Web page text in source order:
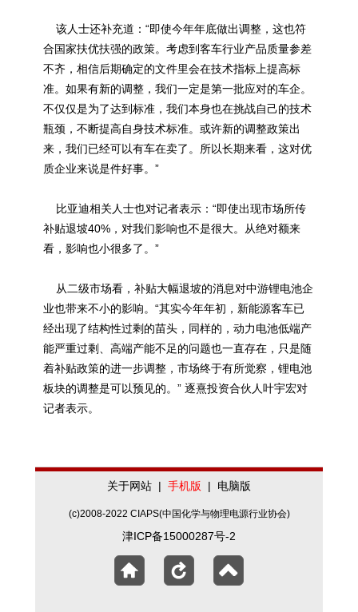
该人士还补充道：“即使今年年底做出调整，这也符
合国家扶优扶强的政策。考虑到客车行业产品质量参差
不齐，相信后期确定的文件里会在技术指标上提高标
准。如果有新的调整，我们一定是第一批应对的车企。
不仅仅是为了达到标准，我们本身也在挑战自己的技术
瓶颈，不断提高自身技术标准。或许新的调整政策出
来，我们已经可以有车在卖了。所以长期来看，这对优
质企业来说是件好事。”
比亚迪相关人士也对记者表示：“即使出现市场所传
补贴退坡40%，对我们影响也不是很大。从绝对额来
看，影响也小很多了。”
从二级市场看，补贴大幅退坡的消息对中游锂电池企
业也带来不小的影响。“其实今年年初，新能源客车已
经出现了结构性过剩的苗头，同样的，动力电池低端产
能严重过剩、高端产能不足的问题也一直存在，只是随
着补贴政策的进一步调整，市场终于有所觉察，锂电池
板块的调整是可以预见的。” 逐熹投资合伙人叶宇宏对
记者表示。
关于网站 | 手机版 | 电脑版
(c)2008-2022 CIAPS(中国化学与物理电源行业协会)
津ICP备15000287号-2